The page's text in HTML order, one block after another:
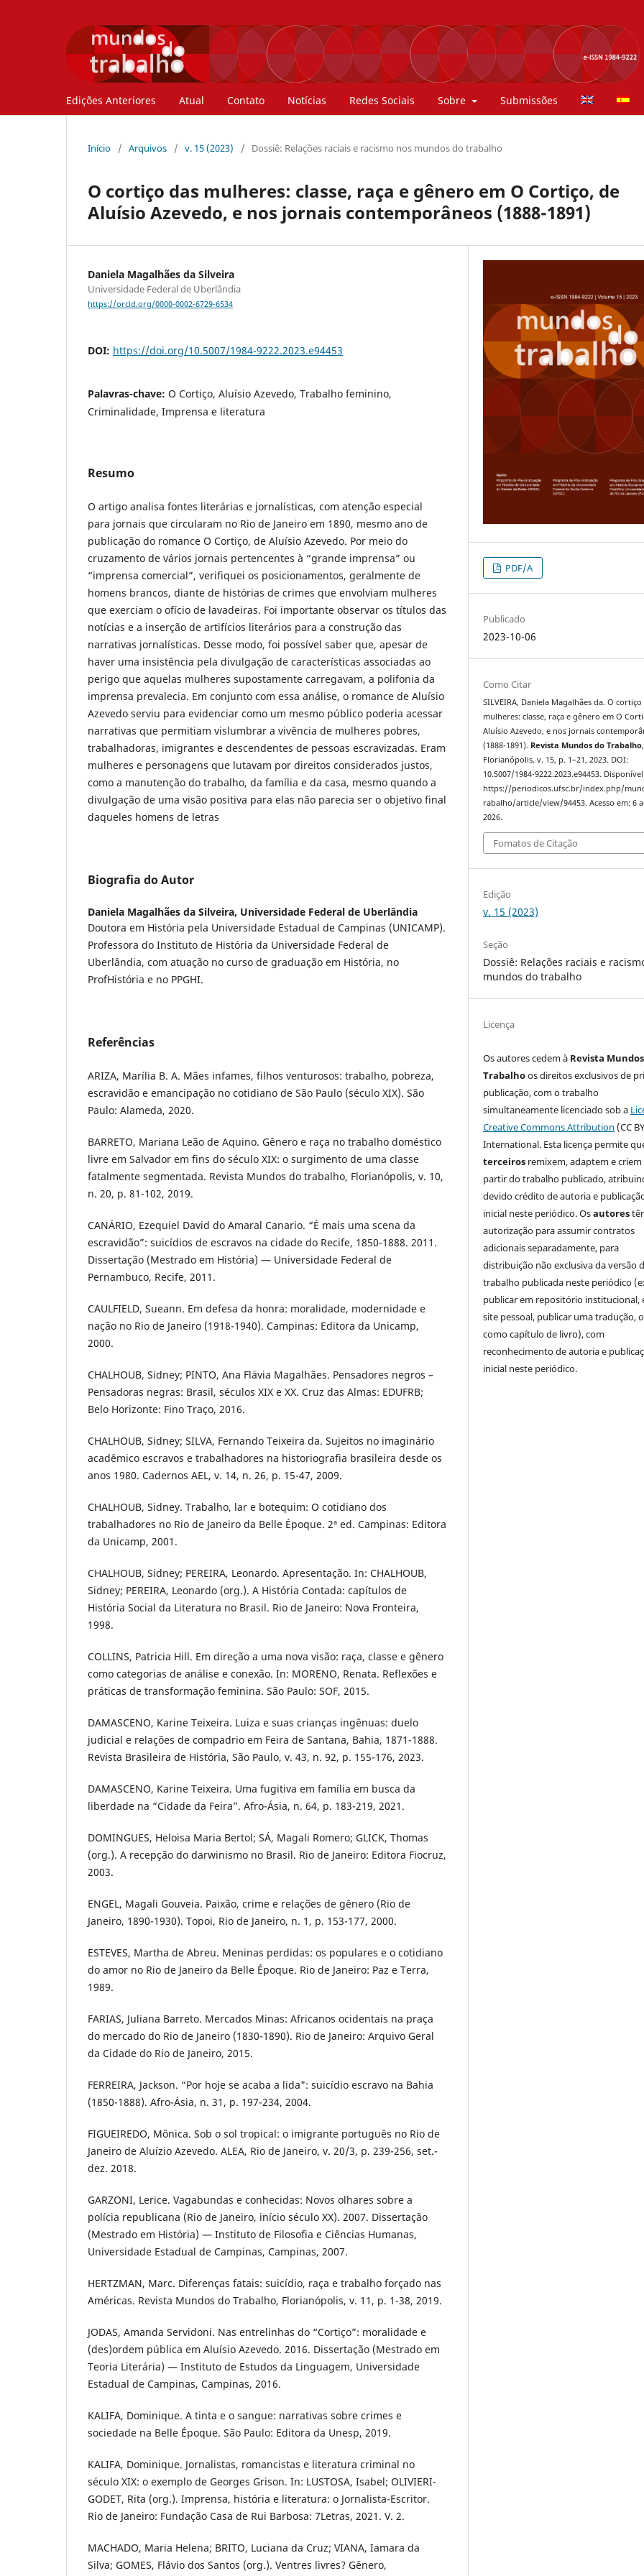
Edições Anteriores Atual Contato Notícias Redes Sociais Sobre Submissões
Início / Arquivos / v. 15 (2023) / Dossiê: Relações raciais e racismo nos mundos do trabalho
O cortiço das mulheres: classe, raça e gênero em O Cortiço, de
Aluísio Azevedo, e nos jornais contemporâneos (1888-1891)
Daniela Magalhães da Silveira
Universidade Federal de Uberlândia
https://orcid.org/0000-0002-6729-6534
DOI: https://doi.org/10.5007/1984-9222.2023.e94453
Palavras-chave: O Cortiço, Aluísio Azevedo, Trabalho feminino,
Criminalidade, Imprensa e literatura
Resumo
O artigo analisa fontes literárias e jornalísticas, com atenção especial
para jornais que circularam no Rio de Janeiro em 1890, mesmo ano de
publicação do romance O Cortiço, de Aluísio Azevedo. Por meio do
cruzamento de vários jornais pertencentes à “grande imprensa” ou
“imprensa comercial”, verifiquei os posicionamentos, geralmente de
homens brancos, diante de histórias de crimes que envolviam mulheres
que exerciam o ofício de lavadeiras. Foi importante observar os títulos das
notícias e a inserção de artifícios literários para a construção das
narrativas jornalísticas. Desse modo, foi possível saber que, apesar de
haver uma insistência pela divulgação de características associadas ao
perigo que aquelas mulheres supostamente carregavam, a polifonia da
imprensa prevalecia. Em conjunto com essa análise, o romance de Aluísio
Azevedo serviu para evidenciar como um mesmo público poderia acessar
narrativas que permitiam vislumbrar a vivência de mulheres pobres,
trabalhadoras, imigrantes e descendentes de pessoas escravizadas. Eram
mulheres e personagens que lutavam por direitos considerados justos,
como a manutenção do trabalho, da família e da casa, mesmo quando a
divulgação de uma visão positiva para elas não parecia ser o objetivo final
daqueles homens de letras
Biografia do Autor
Daniela Magalhães da Silveira, Universidade Federal de Uberlândia
Doutora em História pela Universidade Estadual de Campinas (UNICAMP).
Professora do Instituto de História da Universidade Federal de
Uberlândia, com atuação no curso de graduação em História, no
ProfHistória e no PPGHI.
Referências
ARIZA, Marília B. A. Mães infames, filhos venturosos: trabalho, pobreza,
escravidão e emancipação no cotidiano de São Paulo (século XIX). São
Paulo: Alameda, 2020.
BARRETO, Mariana Leão de Aquino. Gênero e raça no trabalho doméstico
livre em Salvador em fins do século XIX: o surgimento de uma classe
fatalmente segmentada. Revista Mundos do trabalho, Florianópolis, v. 10,
n. 20, p. 81-102, 2019.
CANÁRIO, Ezequiel David do Amaral Canario. “É mais uma scena da
escravidão”: suicídios de escravos na cidade do Recife, 1850-1888. 2011.
Dissertação (Mestrado em História) — Universidade Federal de
Pernambuco, Recife, 2011.
CAULFIELD, Sueann. Em defesa da honra: moralidade, modernidade e
nação no Rio de Janeiro (1918-1940). Campinas: Editora da Unicamp,
2000.
CHALHOUB, Sidney; PINTO, Ana Flávia Magalhães. Pensadores negros –
Pensadoras negras: Brasil, séculos XIX e XX. Cruz das Almas: EDUFRB;
Belo Horizonte: Fino Traço, 2016.
CHALHOUB, Sidney; SILVA, Fernando Teixeira da. Sujeitos no imaginário
acadêmico escravos e trabalhadores na historiografia brasileira desde os
anos 1980. Cadernos AEL, v. 14, n. 26, p. 15-47, 2009.
CHALHOUB, Sidney. Trabalho, lar e botequim: O cotidiano dos
trabalhadores no Rio de Janeiro da Belle Époque. 2ª ed. Campinas: Editora
da Unicamp, 2001.
CHALHOUB, Sidney; PEREIRA, Leonardo. Apresentação. In: CHALHOUB,
Sidney; PEREIRA, Leonardo (org.). A História Contada: capítulos de
História Social da Literatura no Brasil. Rio de Janeiro: Nova Fronteira,
1998.
COLLINS, Patricia Hill. Em direção a uma nova visão: raça, classe e gênero
como categorias de análise e conexão. In: MORENO, Renata. Reflexões e
práticas de transformação feminina. São Paulo: SOF, 2015.
DAMASCENO, Karine Teixeira. Luiza e suas crianças ingênuas: duelo
judicial e relações de compadrio em Feira de Santana, Bahia, 1871-1888.
Revista Brasileira de História, São Paulo, v. 43, n. 92, p. 155-176, 2023.
DAMASCENO, Karine Teixeira. Uma fugitiva em família em busca da
liberdade na “Cidade da Feira”. Afro-Ásia, n. 64, p. 183-219, 2021.
DOMINGUES, Heloisa Maria Bertol; SÁ, Magali Romero; GLICK, Thomas
(org.). A recepção do darwinismo no Brasil. Rio de Janeiro: Editora Fiocruz,
2003.
ENGEL, Magali Gouveia. Paixão, crime e relações de gênero (Rio de
Janeiro, 1890-1930). Topoi, Rio de Janeiro, n. 1, p. 153-177, 2000.
ESTEVES, Martha de Abreu. Meninas perdidas: os populares e o cotidiano
do amor no Rio de Janeiro da Belle Époque. Rio de Janeiro: Paz e Terra,
1989.
FARIAS, Juliana Barreto. Mercados Minas: Africanos ocidentais na praça
do mercado do Rio de Janeiro (1830-1890). Rio de Janeiro: Arquivo Geral
da Cidade do Rio de Janeiro, 2015.
FERREIRA, Jackson. “Por hoje se acaba a lida": suicídio escravo na Bahia
(1850-1888). Afro-Ásia, n. 31, p. 197-234, 2004.
FIGUEIREDO, Mônica. Sob o sol tropical: o imigrante português no Rio de
Janeiro de Aluízio Azevedo. ALEA, Rio de Janeiro, v. 20/3, p. 239-256, set.-
dez. 2018.
GARZONI, Lerice. Vagabundas e conhecidas: Novos olhares sobre a
polícia republicana (Rio de Janeiro, início século XX). 2007. Dissertação
(Mestrado em História) — Instituto de Filosofia e Ciências Humanas,
Universidade Estadual de Campinas, Campinas, 2007.
HERTZMAN, Marc. Diferenças fatais: suicídio, raça e trabalho forçado nas
Américas. Revista Mundos do Trabalho, Florianópolis, v. 11, p. 1-38, 2019.
JODAS, Amanda Servidoni. Nas entrelinhas do “Cortiço”: moralidade e
(des)ordem pública em Aluísio Azevedo. 2016. Dissertação (Mestrado em
Teoria Literária) — Instituto de Estudos da Linguagem, Universidade
Estadual de Campinas, Campinas, 2016.
KALIFA, Dominique. A tinta e o sangue: narrativas sobre crimes e
sociedade na Belle Époque. São Paulo: Editora da Unesp, 2019.
KALIFA, Dominique. Jornalistas, romancistas e literatura criminal no
século XIX: o exemplo de Georges Grison. In: LUSTOSA, Isabel; OLIVIERI-
GODET, Rita (org.). Imprensa, história e literatura: o Jornalista-Escritor.
Rio de Janeiro: Fundação Casa de Rui Barbosa: 7Letras, 2021. V. 2.
MACHADO, Maria Helena; BRITO, Luciana da Cruz; VIANA, Iamara da
Silva; GOMES, Flávio dos Santos (org.). Ventres livres? Gênero,
PDF/A
Publicado
2023-10-06
Como Citar
SILVEIRA, Daniela Magalhães da. O cortiço
mulheres: classe, raça e gênero em O
Aluísio Azevedo, e nos jornais
(1888-1891). Revista Mundos do Trabalho,
Florianópolis, v. 15, p. 1–21, 2023. DOI:
10.5007/1984-9222.2023.e94453.
https://periodicos.ufsc.br/index.php/
rabalho/article/view/94453. Acesso em: 6
2026.
Fomatos de Citação
Edição
v. 15 (2023)
Seção
Dossiê: Relações raciais e
mundos do trabalho
Licença
Os autores cedem à Revista
Trabalhoos direitos exclusivos de
publicação, com o trabalho
simultaneamente licenciado sob a
Creative Commons Attribution (CC
International. Esta licença permite
terceiros remixem, adaptem e criem
partir do trabalho publicado,
devido crédito de autoria e
inicial neste periódico. Osautores
autorização para assumir contratos
adicionais separadamente, para
distribuição não exclusiva da versão
trabalho publicada neste periódico
publicar em repositório institucional,
site pessoal, publicar uma tradução,
como capítulo de livro), com
reconhecimento de autoria e
inicial neste periódico.